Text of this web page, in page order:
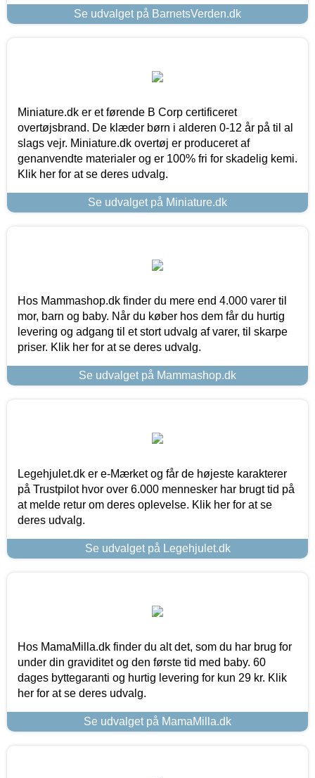
Se udvalget på BarnetsVerden.dk
Miniature.dk er et førende B Corp certificeret
overtøjsbrand. De klæder børn i alderen 0-12 år på til al
slags vejr. Miniature.dk overtøj er produceret af
genanvendte materialer og er 100% fri for skadelig kemi.
Klik her for at se deres udvalg.
Se udvalget på Miniature.dk
Hos Mammashop.dk finder du mere end 4.000 varer til
mor, barn og baby. Når du køber hos dem får du hurtig
levering og adgang til et stort udvalg af varer, til skarpe
priser. Klik her for at se deres udvalg.
Se udvalget på Mammashop.dk
Legehjulet.dk er e-Mærket og får de højeste karakterer
på Trustpilot hvor over 6.000 mennesker har brugt tid på
at melde retur om deres oplevelse. Klik her for at se
deres udvalg.
Se udvalget på Legehjulet.dk
Hos MamaMilla.dk finder du alt det, som du har brug for
under din graviditet og den første tid med baby. 60
dages byttegaranti og hurtig levering for kun 29 kr. Klik
her for at se deres udvalg.
Se udvalget på MamaMilla.dk